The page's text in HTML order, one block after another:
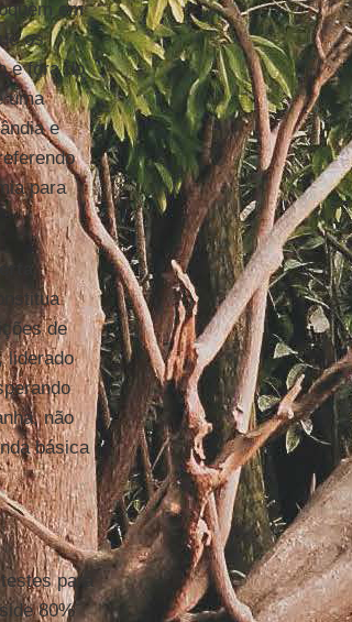
em
os
e fora do
uma
e
para
.
de
liderado
não
básica
para
80%